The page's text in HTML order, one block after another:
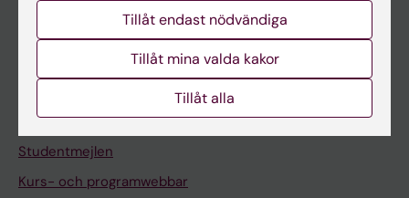
Schema
Studentmejlen
Kurs- och programwebbar
Tillåt endast nödvändiga
Tillåt mina valda kakor
Tillåt alla